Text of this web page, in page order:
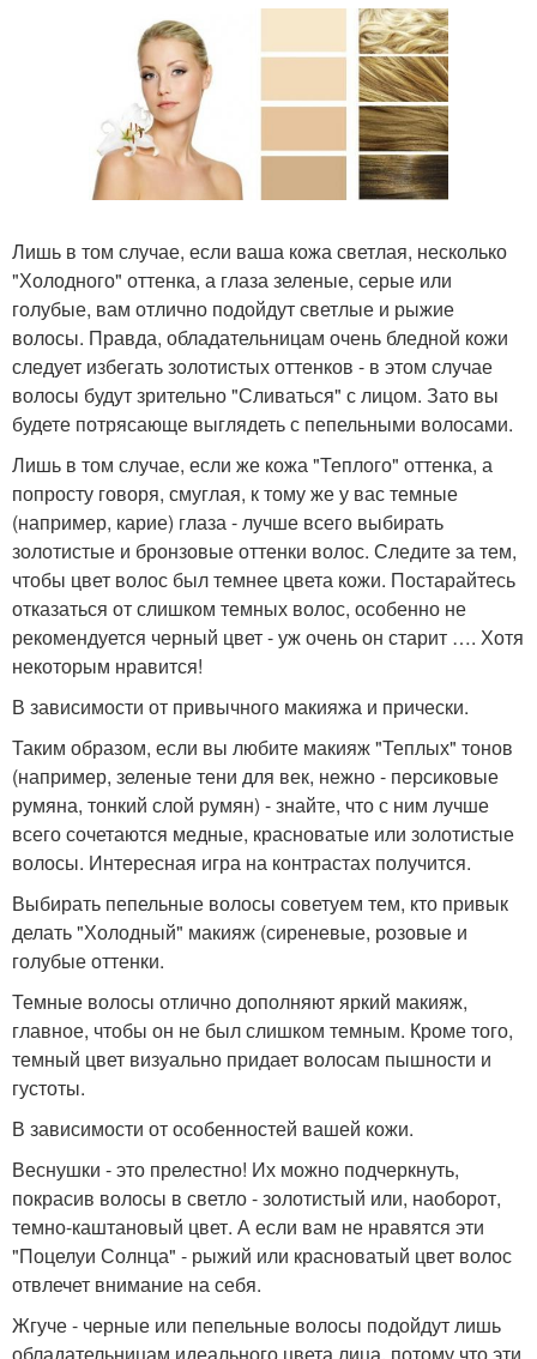
Лишь в том случае, если ваша кожа светлая, несколько
"Холодного" оттенка, а глаза зеленые, серые или
голубые, вам отлично подойдут светлые и рыжие
волосы. Правда, обладательницам очень бледной кожи
следует избегать золотистых оттенков - в этом случае
волосы будут зрительно "Сливаться" с лицом. Зато вы
будете потрясающе выглядеть с пепельными волосами.
Лишь в том случае, если же кожа "Теплого" оттенка, а
попросту говоря, смуглая, к тому же у вас темные
(например, карие) глаза - лучше всего выбирать
золотистые и бронзовые оттенки волос. Следите за тем,
чтобы цвет волос был темнее цвета кожи. Постарайтесь
отказаться от слишком темных волос, особенно не
рекомендуется черный цвет - уж очень он старит …. Хотя
некоторым нравится!
В зависимости от привычного макияжа и прически.
Таким образом, если вы любите макияж "Теплых" тонов
(например, зеленые тени для век, нежно - персиковые
румяна, тонкий слой румян) - знайте, что с ним лучше
всего сочетаются медные, красноватые или золотистые
волосы. Интересная игра на контрастах получится.
Выбирать пепельные волосы советуем тем, кто привык
делать "Холодный" макияж (сиреневые, розовые и
голубые оттенки.
Темные волосы отлично дополняют яркий макияж,
главное, чтобы он не был слишком темным. Кроме того,
темный цвет визуально придает волосам пышности и
густоты.
В зависимости от особенностей вашей кожи.
Веснушки - это прелестно! Их можно подчеркнуть,
покрасив волосы в светло - золотистый или, наоборот,
темно-каштановый цвет. А если вам не нравятся эти
"Поцелуи Солнца" - рыжий или красноватый цвет волос
отвлечет внимание на себя.
Жгуче - черные или пепельные волосы подойдут лишь
обладательницам идеального цвета лица, потому что эти